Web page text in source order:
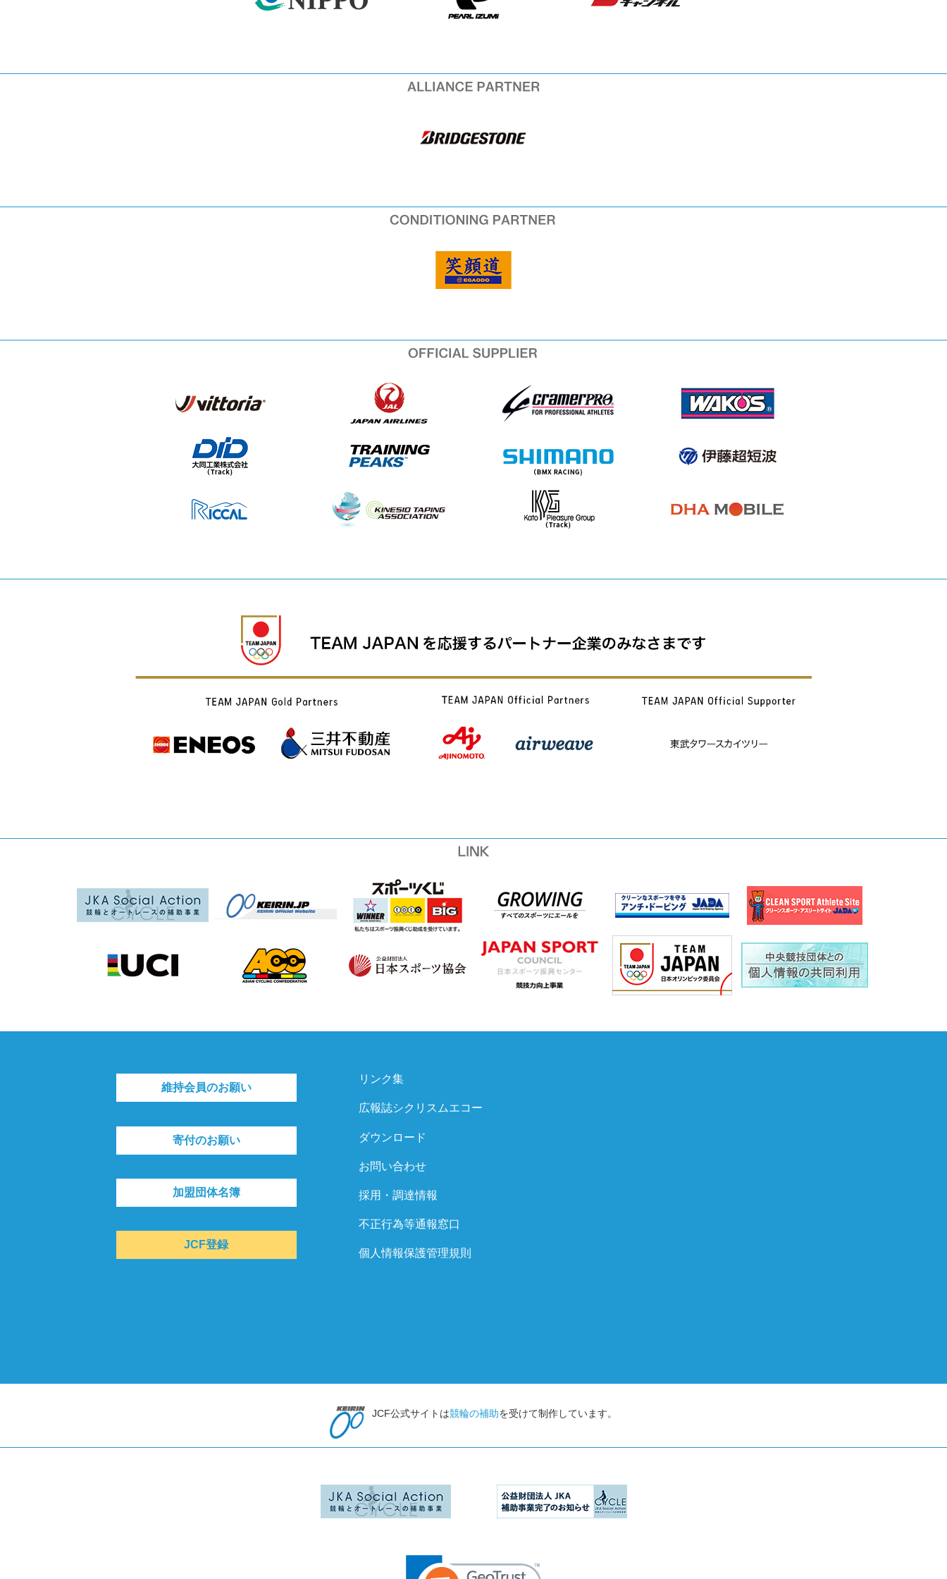
維持会員のお願い
寄付のお願い
加盟団体名簿
JCF登録
リンク集
広報誌シクリスムエコー
ダウンロード
お問い合わせ
採用・調達情報
不正行為等通報窓口
個人情報保護管理規則
JCF公式サイトは競輪の補助を受けて制作しています。